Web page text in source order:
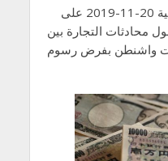
افتتحت تداولات الاسهم الأوروبية 20-11-2019 على
محادثات التجارة بين
واشنطن بفرض رسوم